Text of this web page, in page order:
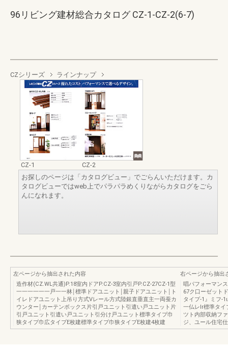
96リビング建材総合カタログ CZ-1-CZ-2(6-7)
CZシリーズ ラインナップ
CZ-1
CZ-2
お探しのページは「カタログビュー」でごらんいただけます。カ
タログビューではweb上でパラパラめくりながらカタログをごら
んになれます。
左ページから抽出された内容
造作材(CZ.WL共通)P.18室内ドアP.CZ-3室内引戸P.CZ-27CZ-1型
一一一一一一戸一一林￨標準ドアユニット￨親子ドアユニット￨ト
イレドアユニット上吊り方式Vレール方式陸銀直垂直主一両蚕カ
ウンター￨カーテンボックス片引戸ユニット引遣い戸ユニット片
引戸ユニット引遣い戸ユニット引分け戸ユニット標準タイプ巾
狭タイプ巾広タイプE枚建標準タイプ巾狭タイプE枚建4枚建
右ページから抽出
唱パフォーマン
67ク口ーゼット
タイプ-1』ミフ-
一仏レlr標準タイ
ツト内部収納フ
ジ、ユール住宅